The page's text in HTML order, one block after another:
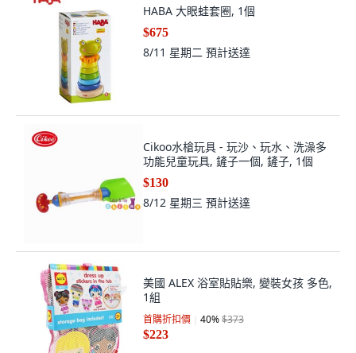
HABA 大眼蛙套圈, 1個
$675
8/11 星期二 預計送達
Cikoo水槍玩具 - 玩沙、玩水、洗澡多
功能兒童玩具, 鏟子一個, 鏟子, 1個
$130
8/12 星期三 預計送達
美國 ALEX 浴室貼貼樂, 變裝女孩 多色,
1組
首購折扣價 40%$373
$223